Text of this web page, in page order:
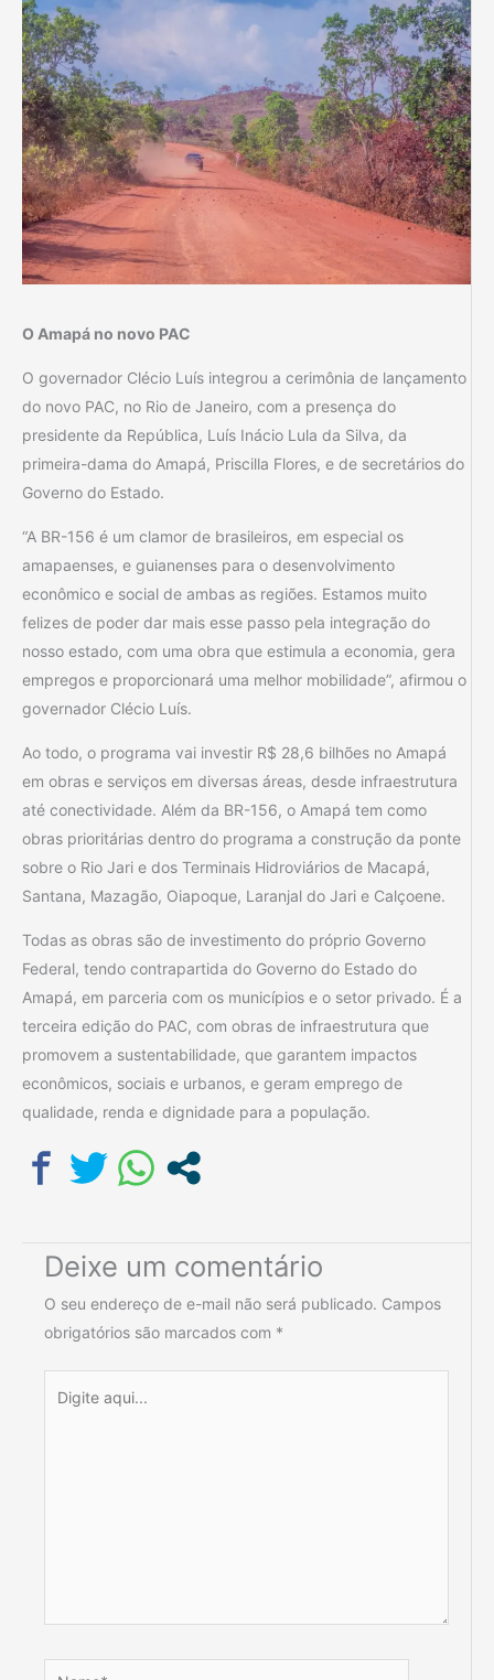
O Amapá no novo PAC
O governador Clécio Luís integrou a cerimônia de lançamento
do novo PAC, no Rio de Janeiro, com a presença do
presidente da República, Luís Inácio Lula da Silva, da
primeira-dama do Amapá, Priscilla Flores, e de secretários do
Governo do Estado.
“A BR-156 é um clamor de brasileiros, em especial os
amapaenses, e guianenses para o desenvolvimento
econômico e social de ambas as regiões. Estamos muito
felizes de poder dar mais esse passo pela integração do
nosso estado, com uma obra que estimula a economia, gera
empregos e proporcionará uma melhor mobilidade”, afirmou o
governador Clécio Luís.
Ao todo, o programa vai investir R$ 28,6 bilhões no Amapá
em obras e serviços em diversas áreas, desde infraestrutura
até conectividade. Além da BR-156, o Amapá tem como
obras prioritárias dentro do programa a construção da ponte
sobre o Rio Jari e dos Terminais Hidroviários de Macapá,
Santana, Mazagão, Oiapoque, Laranjal do Jari e Calçoene.
Todas as obras são de investimento do próprio Governo
Federal, tendo contrapartida do Governo do Estado do
Amapá, em parceria com os municípios e o setor privado. É a
terceira edição do PAC, com obras de infraestrutura que
promovem a sustentabilidade, que garantem impactos
econômicos, sociais e urbanos, e geram emprego de
qualidade, renda e dignidade para a população.
Deixe um comentário
O seu endereço de e-mail não será publicado. Campos
obrigatórios são marcados com *
aqui...